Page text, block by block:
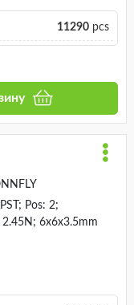
11290pcs
Pos: 2;
6x6x3.5mm